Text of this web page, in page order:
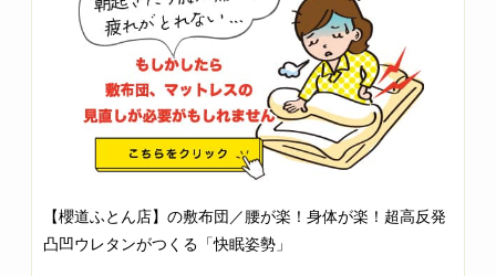
【櫻道ふとん店】の敷布団／腰が楽！身体が楽！超高反発
凸凹ウレタンがつくる「快眠姿勢」